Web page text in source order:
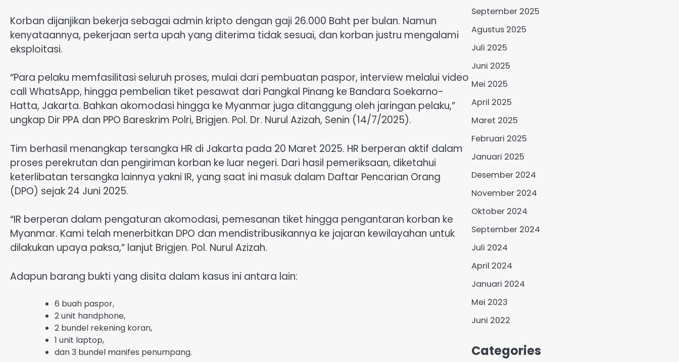
Korban dijanjikan bekerja sebagai admin kripto dengan gaji 26.000 Baht per bulan. Namun
kenyataannya, pekerjaan serta upah yang diterima tidak sesuai, dan korban justru mengalami
eksploitasi.
“Para pelaku memfasilitasi seluruh proses, mulai dari pembuatan paspor, interview melalui video
call WhatsApp, hingga pembelian tiket pesawat dari Pangkal Pinang ke Bandara Soekarno-
Hatta, Jakarta. Bahkan akomodasi hingga ke Myanmar juga ditanggung oleh jaringan pelaku,”
ungkap Dir PPA dan PPO Bareskrim Polri, Brigjen. Pol. Dr. Nurul Azizah, Senin (14/7/2025).
Tim berhasil menangkap tersangka HR di Jakarta pada 20 Maret 2025. HR berperan aktif dalam
proses perekrutan dan pengiriman korban ke luar negeri. Dari hasil pemeriksaan, diketahui
keterlibatan tersangka lainnya yakni IR, yang saat ini masuk dalam Daftar Pencarian Orang
(DPO) sejak 24 Juni 2025.
“IR berperan dalam pengaturan akomodasi, pemesanan tiket hingga pengantaran korban ke
Myanmar. Kami telah menerbitkan DPO dan mendistribusikannya ke jajaran kewilayahan untuk
dilakukan upaya paksa,” lanjut Brigjen. Pol. Nurul Azizah.
Adapun barang bukti yang disita dalam kasus ini antara lain:
6 buah paspor,
2 unit handphone,
2 bundel rekening koran,
1 unit laptop,
dan 3 bundel manifes penumpang.
September 2025
Agustus 2025
Juli 2025
Juni 2025
Mei 2025
April 2025
Maret 2025
Februari 2025
Januari 2025
Desember 2024
November 2024
Oktober 2024
September 2024
Juli 2024
April 2024
Januari 2024
Mei 2023
Juni 2022
Categories